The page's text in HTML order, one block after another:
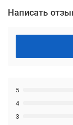
Написать
3
4
5